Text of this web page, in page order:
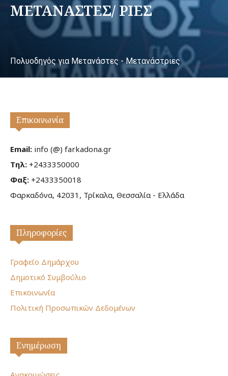
ΜΕΤΑΝΑΣΤΕΣ/ ΡΙΕΣ
Πολυοδηγός για Μετανάστες - Μετανάστριες
Επικοινωνία
Email: info (@) farkadona.gr
Τηλ: +2433350000
Φαξ: +2433350018
Φαρκαδόνα, 42031, Τρίκαλα, Θεσσαλία - Ελλάδα
Πληροφορίες
Γραφείο Δημάρχου
Δημοτικό Συμβούλιο
Επικοινωνία
Πολιτική Προσωπικών Δεδομένων
Ενημέρωση